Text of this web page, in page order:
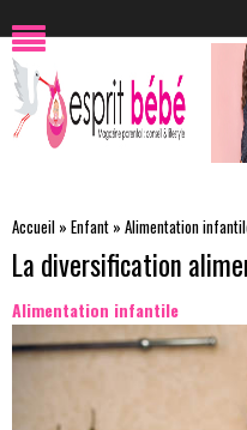
Accueil » Enfant » Alimentation
La diversification
Alimentation infantile